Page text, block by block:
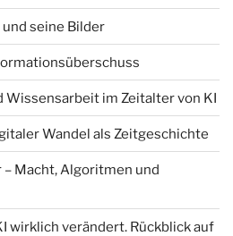
seine Bilder
Wissensarbeit im Zeitalter von KI
Wandel als Zeitgeschichte
Macht, Algoritmen und
wirklich verändert. Rückblick auf